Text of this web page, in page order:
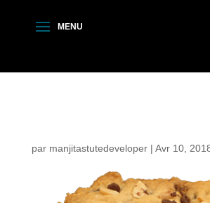
par manjitastutedeveloper| Avr 10,